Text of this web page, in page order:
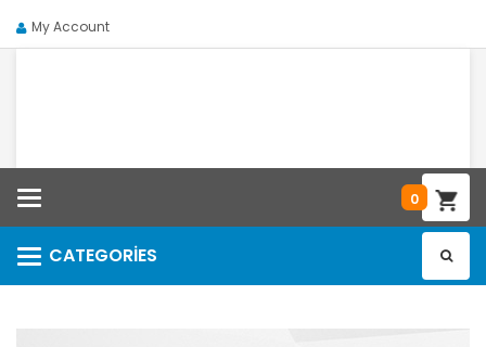
My Account
Categories 0
CATEGORIES
Categories